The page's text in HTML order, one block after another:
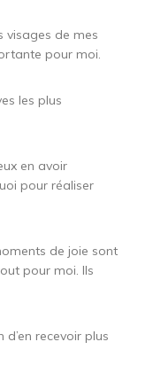
visages de mes
pour moi.
les plus
en avoir
pour réaliser
de joie sont
pour moi. Ils
recevoir plus